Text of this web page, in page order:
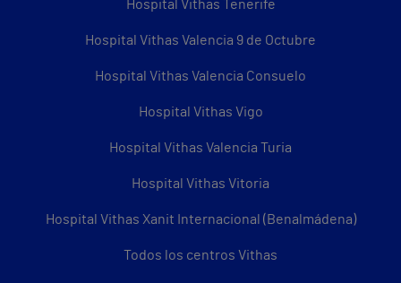
Hospital Vithas Tenerife
Hospital Vithas Valencia 9 de Octubre
Hospital Vithas Valencia Consuelo
Hospital Vithas Vigo
Hospital Vithas Valencia Turia
Hospital Vithas Vitoria
Hospital Vithas Xanit Internacional (Benalmádena)
Todos los centros Vithas